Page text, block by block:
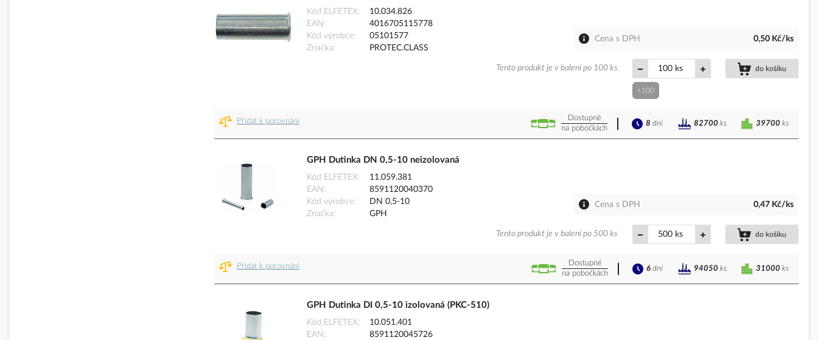
Kód ELFETEX
10.034.826
EAN
4016705115778
Kód výrobce
05101577
Značka
PROTEC.CLASS
Cena s DPH 0,50 Kč/ks
ks do košíku
+100
Tento produkt je v balení po 100 ks
Přidat k porovnání
Dostupné
na pobočkách
39700 ks
8 dní 82700 ks
GPH Dutinka DN 0,5-10 neizolovaná
Kód ELFETEX
11.059.381
EAN
8591120040370
Kód výrobce
DN 0,5-10
Značka
GPH
Cena s DPH 0,47 Kč/ks
ks do košíku
Tento produkt je v balení po 500 ks
Přidat k porovnání
Dostupné
na pobočkách
31000 ks
6 dní 94050 ks
GPH Dutinka DI 0,5-10 izolovaná (PKC-510)
Kód ELFETEX
10.051.401
EAN
8591120045726